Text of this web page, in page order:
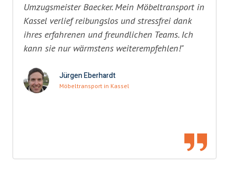
Umzugsmeister Baecker. Mein Möbeltransport in
Kassel verlief reibungslos und stressfrei dank
ihres erfahrenen und freundlichen Teams. Ich
kann sie nur wärmstens weiterempfehlen!"
Jürgen Eberhardt
Möbeltransport in Kassel